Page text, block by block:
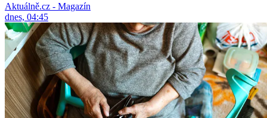
Aktuálně.cz - Magazín
dnes, 04:45